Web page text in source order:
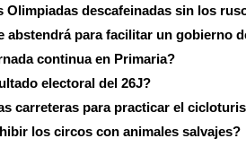
Olimpiadas descafeinadas sin los
abstendrá para facilitar un gobierno
continua en Primaria?
electoral del 26J?
carreteras para practicar el
los circos con animales salvajes?